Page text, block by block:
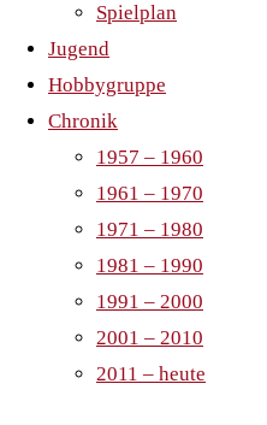
Spielplan
Jugend
Hobbygruppe
Chronik
1957 – 1960
1961 – 1970
1971 – 1980
1981 – 1990
1991 – 2000
2001 – 2010
2011 – heute
keine
Überraschung,
nach
Anschluss